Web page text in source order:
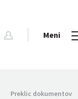
Meni
Preklic dokumentov